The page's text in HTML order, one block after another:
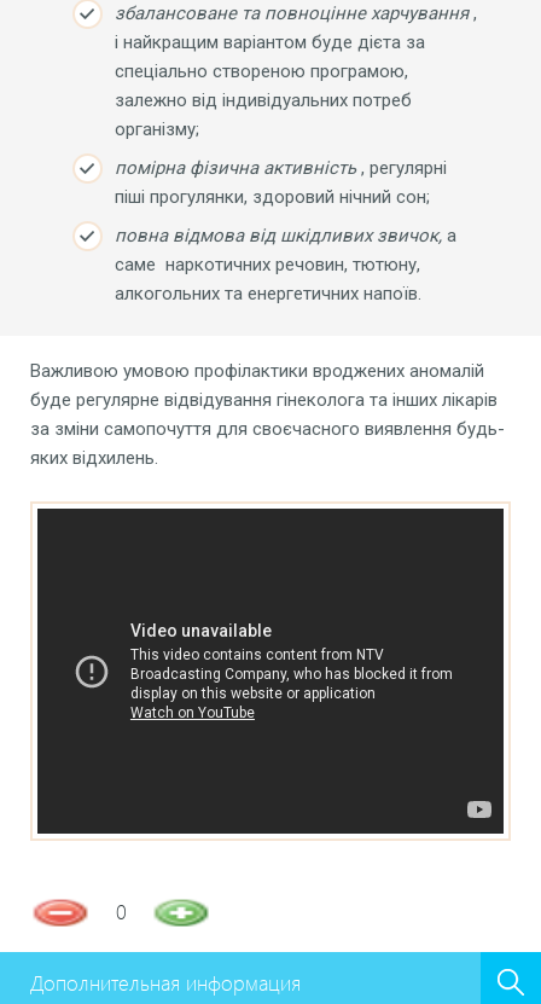
збалансоване та повноцінне харчування,
і найкращим варіантом буде дієта за
спеціально створеною програмою,
залежно від індивідуальних потреб
організму;
помірна фізична активність, регулярні
піші прогулянки, здоровий нічний сон;
повна відмова від шкідливих звичок, а
саме наркотичних речовин, тютюну,
алкогольних та енергетичних напоїв.
Важливою умовою профілактики вроджених аномалій
буде регулярне відвідування гінеколога та інших лікарів
за зміни самопочуття для своєчасного виявлення будь-
яких відхилень.
0
Дополнительная информация